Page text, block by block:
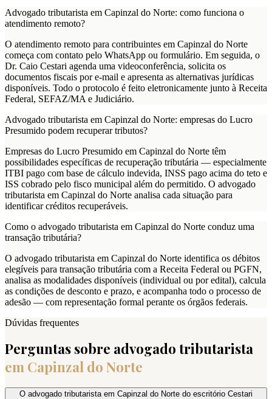
Advogado tributarista em Capinzal do Norte: como funciona o
atendimento remoto?
O atendimento remoto para contribuintes em Capinzal do Norte
começa com contato pelo WhatsApp ou formulário. Em seguida, o
Dr. Caio Cestari agenda uma videoconferência, solicita os
documentos fiscais por e-mail e apresenta as alternativas jurídicas
disponíveis. Todo o protocolo é feito eletronicamente junto à Receita
Federal, SEFAZ/MA e Judiciário.
Advogado tributarista em Capinzal do Norte: empresas do Lucro
Presumido podem recuperar tributos?
Empresas do Lucro Presumido em Capinzal do Norte têm
possibilidades específicas de recuperação tributária — especialmente
ITBI pago com base de cálculo indevida, INSS pago acima do teto e
ISS cobrado pelo fisco municipal além do permitido. O advogado
tributarista em Capinzal do Norte analisa cada situação para
identificar créditos recuperáveis.
Como o advogado tributarista em Capinzal do Norte conduz uma
transação tributária?
O advogado tributarista em Capinzal do Norte identifica os débitos
elegíveis para transação tributária com a Receita Federal ou PGFN,
analisa as modalidades disponíveis (individual ou por edital), calcula
as condições de desconto e prazo, e acompanha todo o processo de
adesão — com representação formal perante os órgãos federais.
Dúvidas frequentes
Perguntas sobre advogado tributarista
em Capinzal do Norte
O advogado tributarista em Capinzal do Norte do escritório Cestari